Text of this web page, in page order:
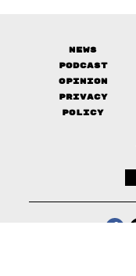
News
Podcast
Opinion
Privacy
Policy